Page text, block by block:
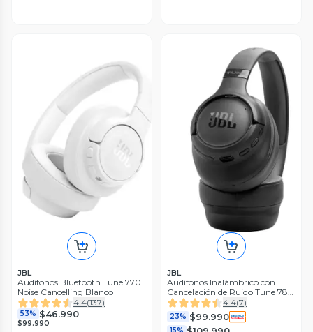
JBL
Audífonos Bluetooth Tune 770
Noise Cancelling Blanco
4.4(137)
53% $46.990
$99.990
JBL
Audífonos Inalámbrico con
Cancelación de Ruido Tune 780
NC Negro
4.4(7)
23% $99.990